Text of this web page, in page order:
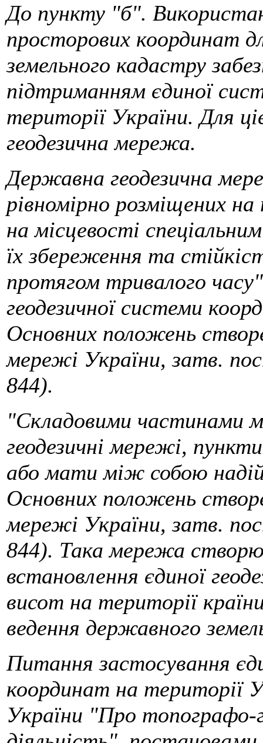
До пункту "б".
просторових координат
земельного кадастру
підтриманням єдиної
території України. Для
геодезична мережа.
Державна геодезична
рівномірно розміщених на
на місцевості
їх збереження та
протягом тривалого
геодезичної системи
Основних положень
мережі України, затв.
844).
"Складовими частинами
геодезичні мережі,
або мати між собою
Основних положень
мережі України, затв.
844). Така мережа
встановлення єдиної
висот на території
ведення державного
Питання застосування
координат на території
України "Про топографо-